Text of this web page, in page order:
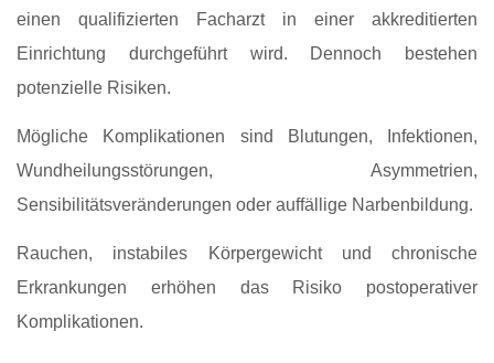
einen qualifizierten Facharzt in einer akkreditierten
Einrichtung durchgeführt wird. Dennoch bestehen
potenzielle Risiken.
Mögliche Komplikationen sind Blutungen, Infektionen,
Wundheilungsstörungen, Asymmetrien,
Sensibilitätsveränderungen oder auffällige Narbenbildung.
Rauchen, instabiles Körpergewicht und chronische
Erkrankungen erhöhen das Risiko postoperativer
Komplikationen.